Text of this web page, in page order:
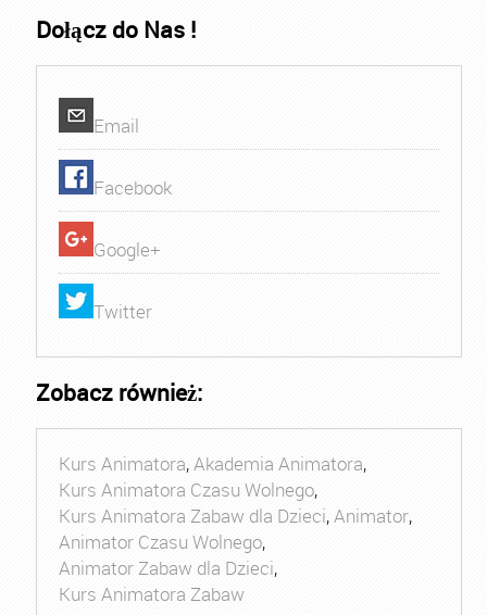
Dołącz do Nas !
Email
Facebook
Google+
Twitter
Zobacz również:
Kurs Animatora,Akademia Animatora,
Kurs Animatora Czasu Wolnego,
Kurs Animatora Zabaw dla Dzieci,Animator,
Animator Czasu Wolnego,
Animator Zabaw dla Dzieci,
Kurs Animatora Zabaw